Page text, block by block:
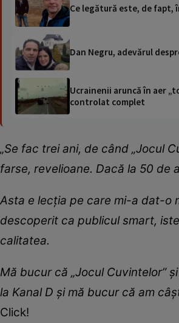
Ce legătură este, de fapt,
Dan Negru, adevărul
Ucrainenii aruncă în aer
controlat complet
„Se fac trei ani, de când „Jocul
farse, revelioane. Dacă la 50 de
Asta e lecția pe care mi-a dat-o
descoperit ca publicul smart,
calitatea.
Mă bucur că „Jocul Cuvintelor”
la Kanal D și mă bucur că am
Click!